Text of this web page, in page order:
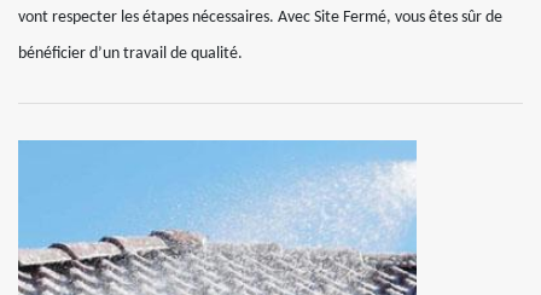
vont respecter les étapes nécessaires. Avec Site Fermé, vous êtes sûr de
bénéficier d’un travail de qualité.